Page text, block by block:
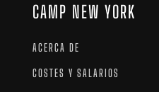
CAMP NEW YORK
ACERCA DE
COSTES Y SALARIOS